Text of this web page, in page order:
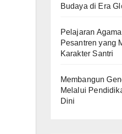
Budaya di Era
Pelajaran
Pesantren yang
Karakter Santri
Membangun
Melalui
Dini